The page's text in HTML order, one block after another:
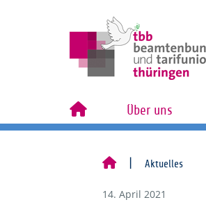
Über uns
Aktuelles
14. April 2021